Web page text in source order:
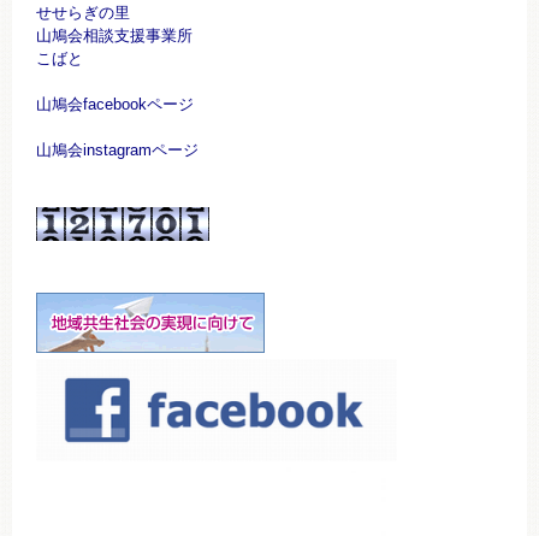
せせらぎの里
山鳩会相談支援事業所
こばと
山鳩会facebookページ
山鳩会instagramページ